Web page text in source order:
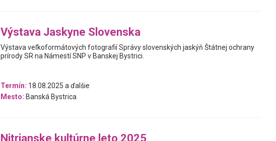
Výstava Jaskyne Slovenska
Výstava veľkoformátových fotografií Správy slovenských jaskýň Štátnej ochrany
prírody SR na Námestí SNP v Banskej Bystrici.
Termín: 18.08.2025 a ďalšie
Mesto: Banská Bystrica
Nitrianske kultúrne leto 2025